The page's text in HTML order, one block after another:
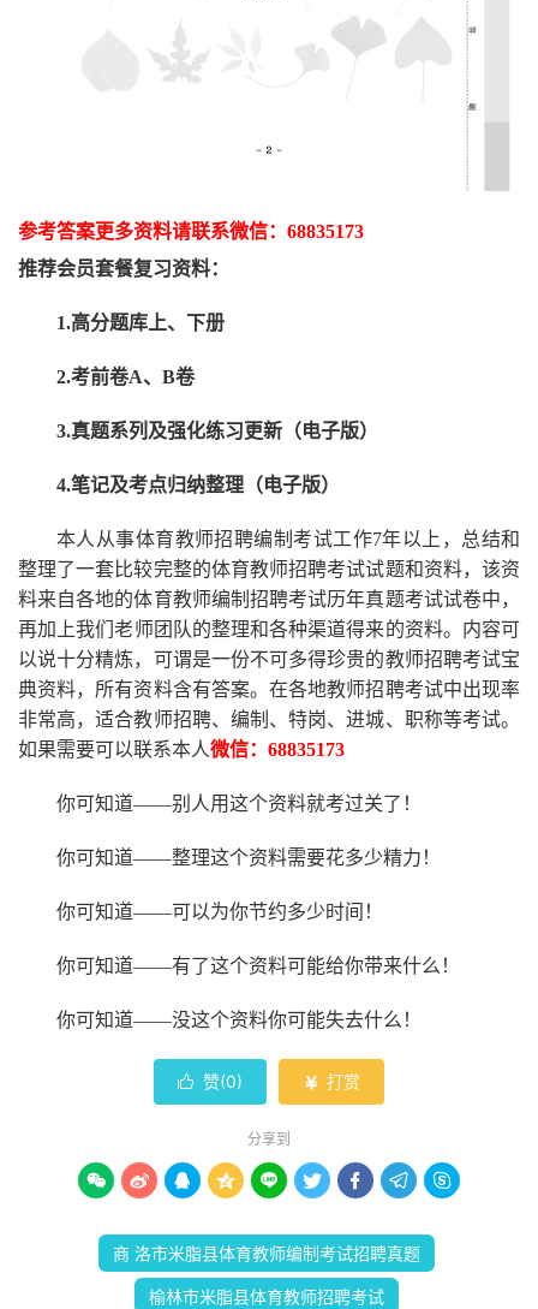
参考答案更多资料请联系微信： 68835173
推荐会员套餐复习资料：
1.高分题库上、下册
2.考前卷A、B卷
3.真题系列及强化练习更新（电子版）
4.笔记及考点归纳整理（电子版）
本人从事体育教师招聘编制考试工作7年以上，总结和
整理了一套比较完整的体育教师招聘考试试题和资料，该资
料来自各地的体育教师编制招聘考试历年真题考试试卷中，
再加上我们老师 团队的整理和各种渠道得来的资料。内容可
以说十分精炼，可谓是一份不可多得珍贵的教师招聘考试宝
典资料，所有资料含有答案。在各地教师招聘考试中出现率
非常高，适合教师招聘、编制、特岗、进城、职称等考试。
如果需要可以联系本人微信： 68835173
你可知道——别人用这个资料就考过关了！
你可知道——整理这个资料需要花多少精力 ！
你可知道——可以为你节约多少时间！
你可知道——有了这个资料可能给你带来什么！
你可知道——没这个资料你可能失去什么 ！
 赞(0)  打赏
分享到
        
商 洛市米脂县体育教师编制考试招聘真题
榆林市米脂县体育教师招聘考试